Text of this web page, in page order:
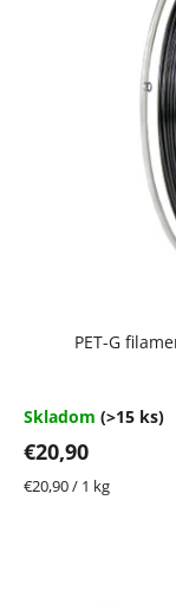
PET-G
hodnotenie
4,4
5
hviezdičiek.
Skladom (>15 ks)
€20,90
Jednotková
€20,90 / 1 kg